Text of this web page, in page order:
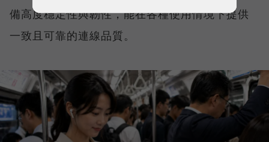
備高度穩定性與韌性，能在各種使用情境下提供
一致且可靠的連線品質。